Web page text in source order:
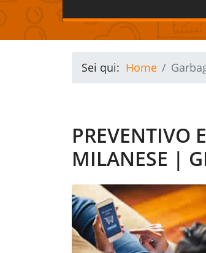
Sei qui: Home
PREVENTIVO
MILANESE |